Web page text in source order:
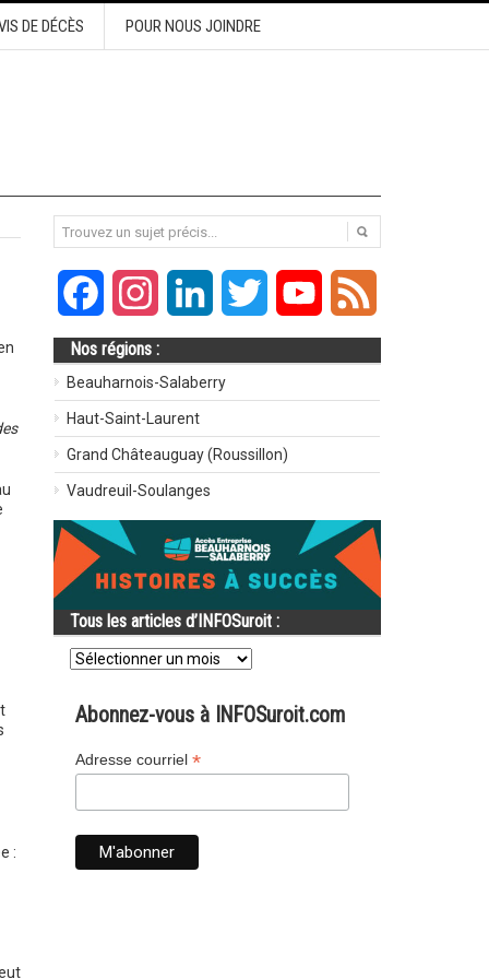
DE DÉCÈS POUR NOUS JOINDRE
:
FacebookInstagramLinkedIn Twitter YouTube
Nos régions :
Beauharnois-Salaberry
Haut-Saint-Laurent
Grand Châteauguay (Roussillon)
Vaudreuil-Soulanges
Tous les articles d’INFOSuroit :
Tous
les
d’INFOSuroit
Abonnez-vous à INFOSuroit.com
Adresse courriel *